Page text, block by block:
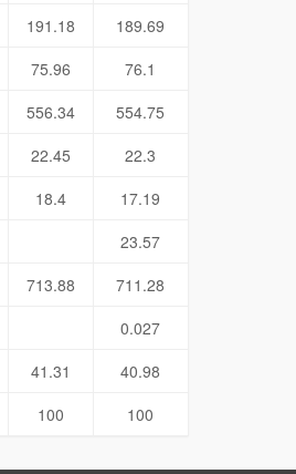
191.18
189.69
75.96
76.1
556.34
554.75
22.45
22.3
18.4
17.19
23.57
713.88
711.28
0.027
41.31
40.98
100 100